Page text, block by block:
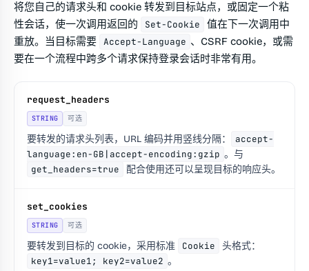
将您自己的请求头和 cookie 转发到目标站点，或固定一个粘
性会话，使一次调用返回的
Set-Cookie
值在下一次调用中
重放。当目标需要 Accept-Language 、CSRF cookie，或需
要在一个流程中跨多个请求保持登录会话时非常有用。
request_headers
STRING 可选
要转发的请求头列表，URL 编码并用竖线分隔：
accept-
language:en-GB|accept-encoding:gzip 。与
get_headers=true
配合使用还可以呈现目标的响应头。
set_cookies
STRING 可选
要转发到目标的 cookie，采用标准 Cookie
头格式：
key1=value1; key2=value2 。